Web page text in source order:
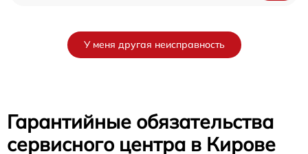
У меня другая неисправность
Гарантийные обязательства
сервисного центра в Кирове